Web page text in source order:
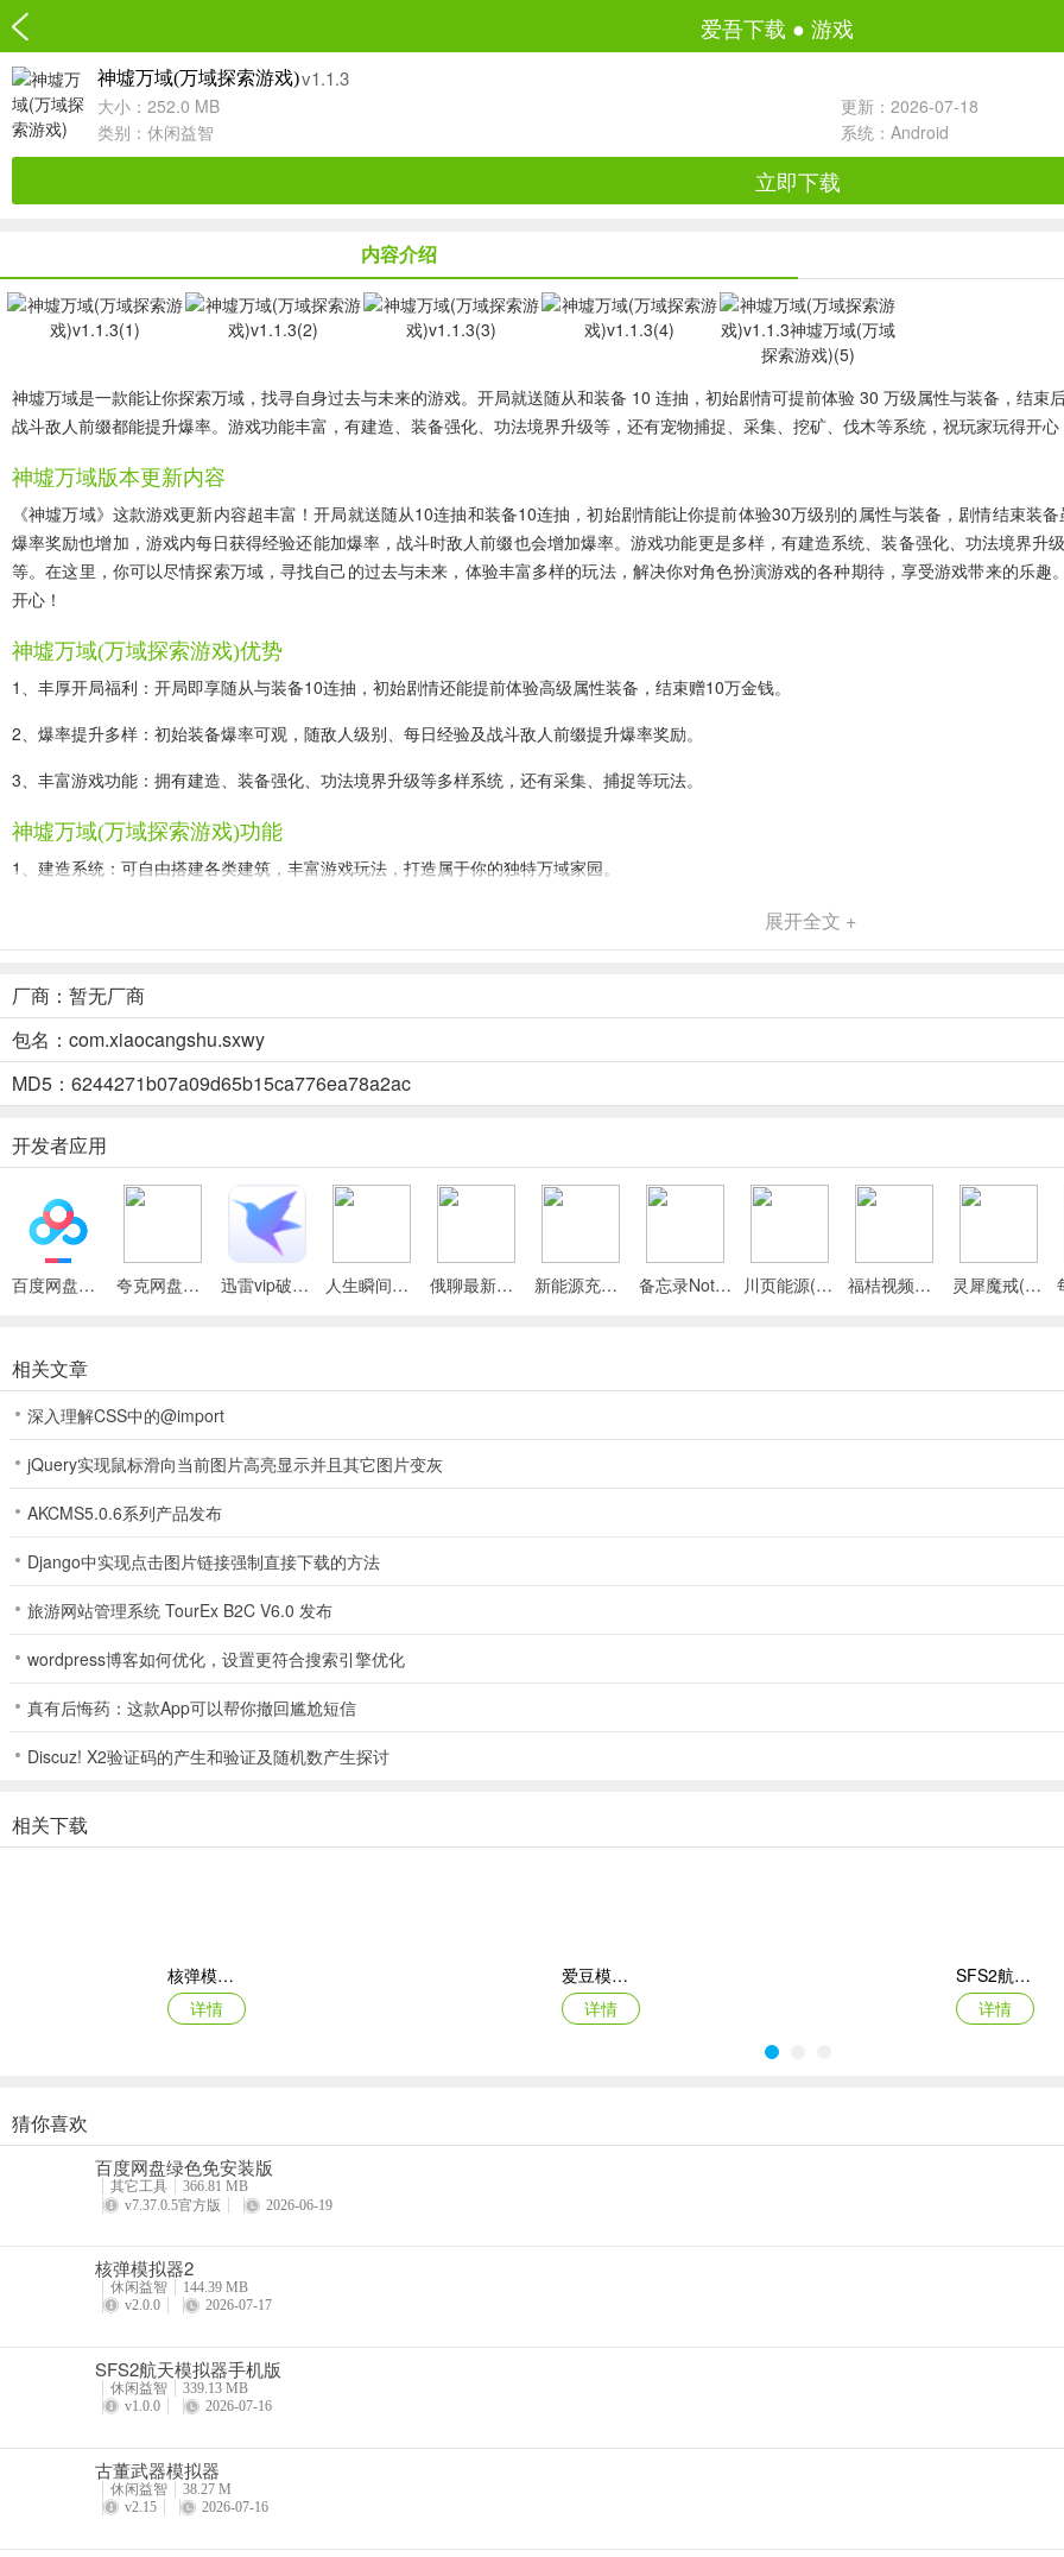
爱吾下载 ● 游戏
神墟万域(万域探索游戏)v1.1.3
大小：252.0 MB
更新：2026-07-18
类别： 休闲益智 系统：Android
立即下载
内容介绍
神墟万域是一款能让你探索万域，找寻自身过去与未来的游戏。开局就送随从和装备 10 连抽，初始剧情可提前体验 30 万级属性与装备，结
战斗敌人前缀都能提升爆率。游戏功能丰富，有建造、装备强化、功法境界升级等，还有宠物捕捉、采集、挖矿、伐木等系统，祝玩家玩得开心
神墟万域版本更新内容
《神墟万域》这款游戏更新内容超丰富！开局就送随从10连抽和装备10连抽，初始剧情能让你提前体验30万级别的属性与装备，剧情结束装
爆率奖励也增加，游戏内每日获得经验还能加爆率，战斗时敌人前缀也会增加爆率。游戏功能更是多样，有建造系统、装备强化、功法境界
等。在这里，你可以尽情探索万域，寻找自己的过去与未来，体验丰富多样的玩法，解决你对角色扮演游戏的各种期待，享受游戏带来的乐
开心！
神墟万域(万域探索游戏)优势
1、丰厚开局福利：开局即享随从与装备10连抽，初始剧情还能提前体验高级属性装备，结束赠10万金钱。
2、爆率提升多样：初始装备爆率可观，随敌人级别、每日经验及战斗敌人前缀提升爆率奖励。
3、丰富游戏功能：拥有建造、装备强化、功法境界升级等多样系统，还有采集、捕捉等玩法。
神墟万域(万域探索游戏)功能
1、建造系统：可自由搭建各类建筑，丰富游戏玩法，打造属于你的独特万域家园。
4、宠物捕捉：捕获强力宠物助力战斗，宝宝专属捕捉玩法等你来体验。
5、采集系统：包含挖矿、伐木等，为你的冒险提供丰富资源支持。
神墟万域(万域探索游戏)使用说明
1. 开局福利：游戏开局赠送随从10连抽与装备10连抽，还有初始剧情可提前体验30万级属性及装备，剧情结束装备消失但赠送10万金钱。
2. 爆率提升：初始装备爆率10，敌人级别提升可增加爆率奖励，每日获得经验也能加爆率，战斗时敌人前缀同样增加爆率。
3. 多样功能：拥有建造系统、装备强化、功法境界升级、提升等级上限、宠物捕捉（宝宝才能捕捉）、采集系统、挖矿系统、伐木系统等。
4. 注意事项：游戏内如有bug，请第一时间联系群主，群主会立刻整改。
神墟万域(万域探索游戏)常见问题
1. 开局有什么福利？
答：开局赠送随从10连抽、装备10连抽，初始剧情可提前体验30万级别的属性及装备，剧情结束装备消失，赠送10万金钱。
2. 爆率是如何提升的？
答：初始装备爆率10，敌人级别可提升爆率奖励，游戏内每日获得经验加爆率，战斗时敌人的前缀增加爆率。
3. 游戏有哪些功能？
答：游戏功能有建造系统、装备强化、功法境界升级、提升等级上限、宠物捕捉（宝宝才能捕捉）、采集系统、挖矿系统、伐木系统等。
4. 游戏中遇到bug怎么办？
答：如有bug请第一时间联系群主，群主会立刻整改。
展开全文 +
厂商：暂无厂商
包名：com.xiaocangshu.sxwy
MD5：6244271b07a09d65b15ca776ea78a2ac
开发者应用
百度网盘绿色免安装Pc电脑版 夸克网盘官方正式版 迅雷vip破解版永久会员2024版 人生瞬间最新手机版 俄聊最新手机版 新能源充电桩查询(充电桩查询应用) 备忘录Note(多功能记事APP) 川页能源(电池管理应用) 福桔视频最新手机版 灵犀魔戒(运动睡眠管家)
相关文章
深入理解CSS中的@import
jQuery实现鼠标滑向当前图片高亮显示并且其它图片变灰
AKCMS5.0.6系列产品发布
Django中实现点击图片链接强制直接下载的方法
旅游网站管理系统 TourEx B2C V6.0 发布
wordpress博客如何优化，设置更符合搜索引擎优化
真有后悔药：这款App可以帮你撤回尴尬短信
Discuz! X2验证码的产生和验证及随机数产生探讨
相关下载
核弹模拟器2
详情
爱豆模拟器最新版
详情
SFS2航天模拟器手机版
详情
商店模拟器：超市Switch移植2026最新版本
详情
悠闲铁匠铺2026官方最新版本
猫咪疗愈所
猜你喜欢
百度网盘绿色免安装版
其它工具
366.81 MB
v7.37.0.5官方版
2026-06-19
核弹模拟器2
休闲益智
144.39 MB
v2.0.0
2026-07-17
SFS2航天模拟器手机版
休闲益智
339.13 MB
v1.0.0
2026-07-16
古董武器模拟器
休闲益智
38.27 M
v2.15
2026-07-16